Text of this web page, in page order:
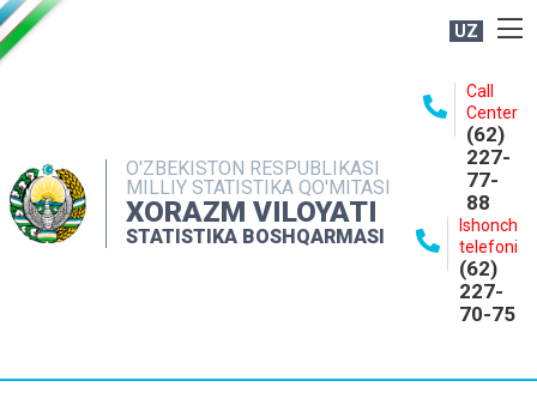
UZ
O'ZBEKISTON RESPUBLIKASI
MILLIY STATISTIKA QO'MITASI
XORAZM VILOYATI
STATISTIKA BOSHQARMASI
Call
Center
(62)
227-
77-
88
Ishonch
telefoni
(62)
227-
70-75
NASHRLAR
INTERAKTIV XIZMATLAR
MATBUOT XIZMATI